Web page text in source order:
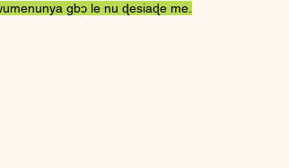
gbɔ le nu ɖesiaɖe me.